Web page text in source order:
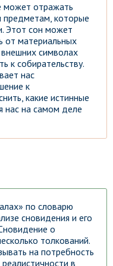
может отражать
которые
Этот сон может
от материальных
символах
к собирательству.
нас
к
какие истинные
нас на самом деле
по словарю
сновидения и его
о
толкований.
на потребность
в